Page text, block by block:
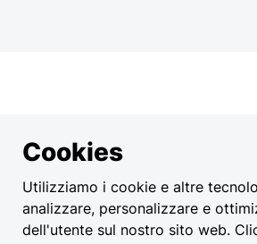
Cookies
Utilizziamo i cookie e altre
analizzare, personalizzare e
dell'utente sul nostro sito web.